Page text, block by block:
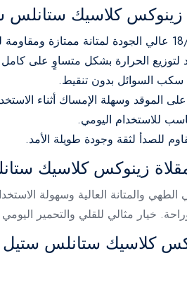
زينوكس كلاسيك ستانلس
لتوزيع الحرارة بشكل متساوٍ على
السوائل بدون تنقيط.
الموقد وسهلة الإمساك أثناء
للاستخدام اليومي.
زينوكس كلاسيك
الطهي والمتانة العالية وسهولة
خيار مثالي للقلي والتحمير
كلاسيك ستانلس ستيل